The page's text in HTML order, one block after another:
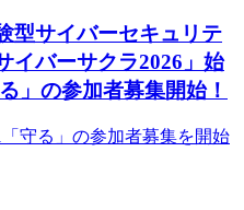
型サイバーセキュリテ
イバーサクラ2026」始
」の参加者募集開始！
守る」の参加者募集を開始